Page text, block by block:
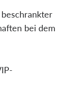
bei dem